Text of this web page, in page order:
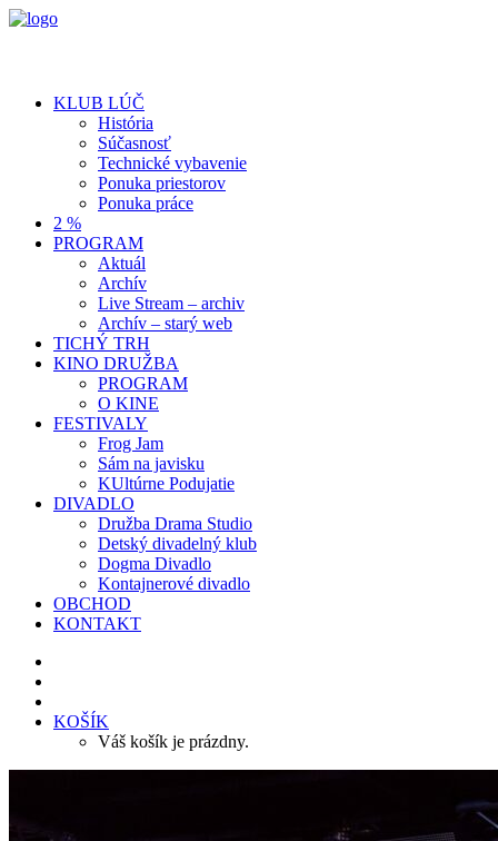
KLUB LÚČ
História
Súčasnosť
Technické vybavenie
Ponuka priestorov
Ponuka práce
2 %
PROGRAM
Aktuál
Archív
Live Stream – archiv
Archív – starý web
TICHÝ TRH
KINO DRUŽBA
PROGRAM
O KINE
FESTIVALY
Frog Jam
Sám na javisku
KUltúrne Podujatie
DIVADLO
Družba Drama Studio
Detský divadelný klub
Dogma Divadlo
Kontajnerové divadlo
OBCHOD
KONTAKT
KOŠÍK
Váš košík je prázdny.